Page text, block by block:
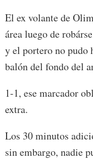
El ex volante de
área luego de
y el portero no pudo
balón del fondo del
1-1, ese marcador
extra.
Los 30 minutos
sin embargo, nadie